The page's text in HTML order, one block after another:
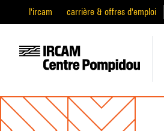
l'ircam carrière & offres d'emploi